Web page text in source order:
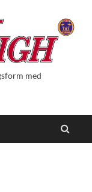
med